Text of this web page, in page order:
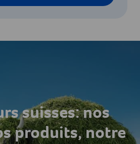
suisses: nos
produits, notre